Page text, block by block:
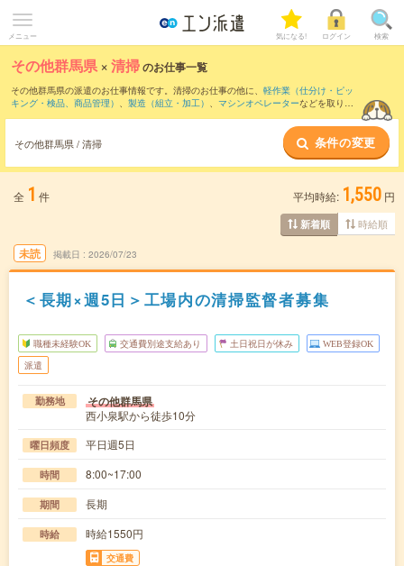
メニュー 気になる! ログイン 検索
その他群馬県 ×清掃のお仕事一覧
その他群馬県の派遣のお仕事情報です。清掃のお仕事の他に、 軽作業（仕分け・ピッ
キング・検品、商品管理） 、 製造（組立・加工） 、 マシンオペレーターなどを取り揃
その他群馬県 / 清掃 条件の変更
全 1 件 平均時給: 1,550 円
新着順 時給順
未読 掲載日 2026/07/23
＜長期×週5日＞工場内の清掃監督者募集
職種未経験OK 交通費別途支給あり 土日祝日が休み WEB登録OK
派遣
勤務地 その他群馬県
西小泉駅から徒歩10分
曜日頻度 平日週5日
時間 8:00~17:00
期間 長期
時給 時給1550円
交通費